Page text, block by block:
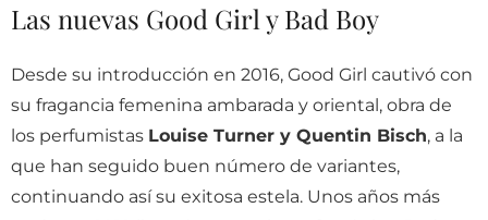
Las nuevas Good Girl y Bad Boy
Desde su introducción en 2016, Good Girl cautivó con
su fragancia femenina ambarada y oriental, obra de
los perfumistas Louise Turner y Quentin Bisch, a la
que han seguido buen número de variantes,
continuando así su exitosa estela. Unos años más